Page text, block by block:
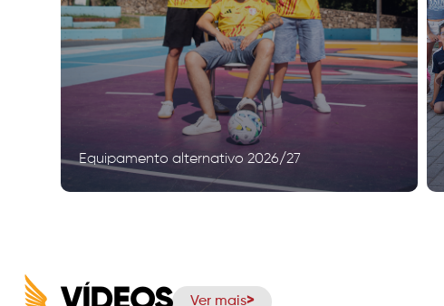
Equipamento alternativo 2026/27
Ver mais